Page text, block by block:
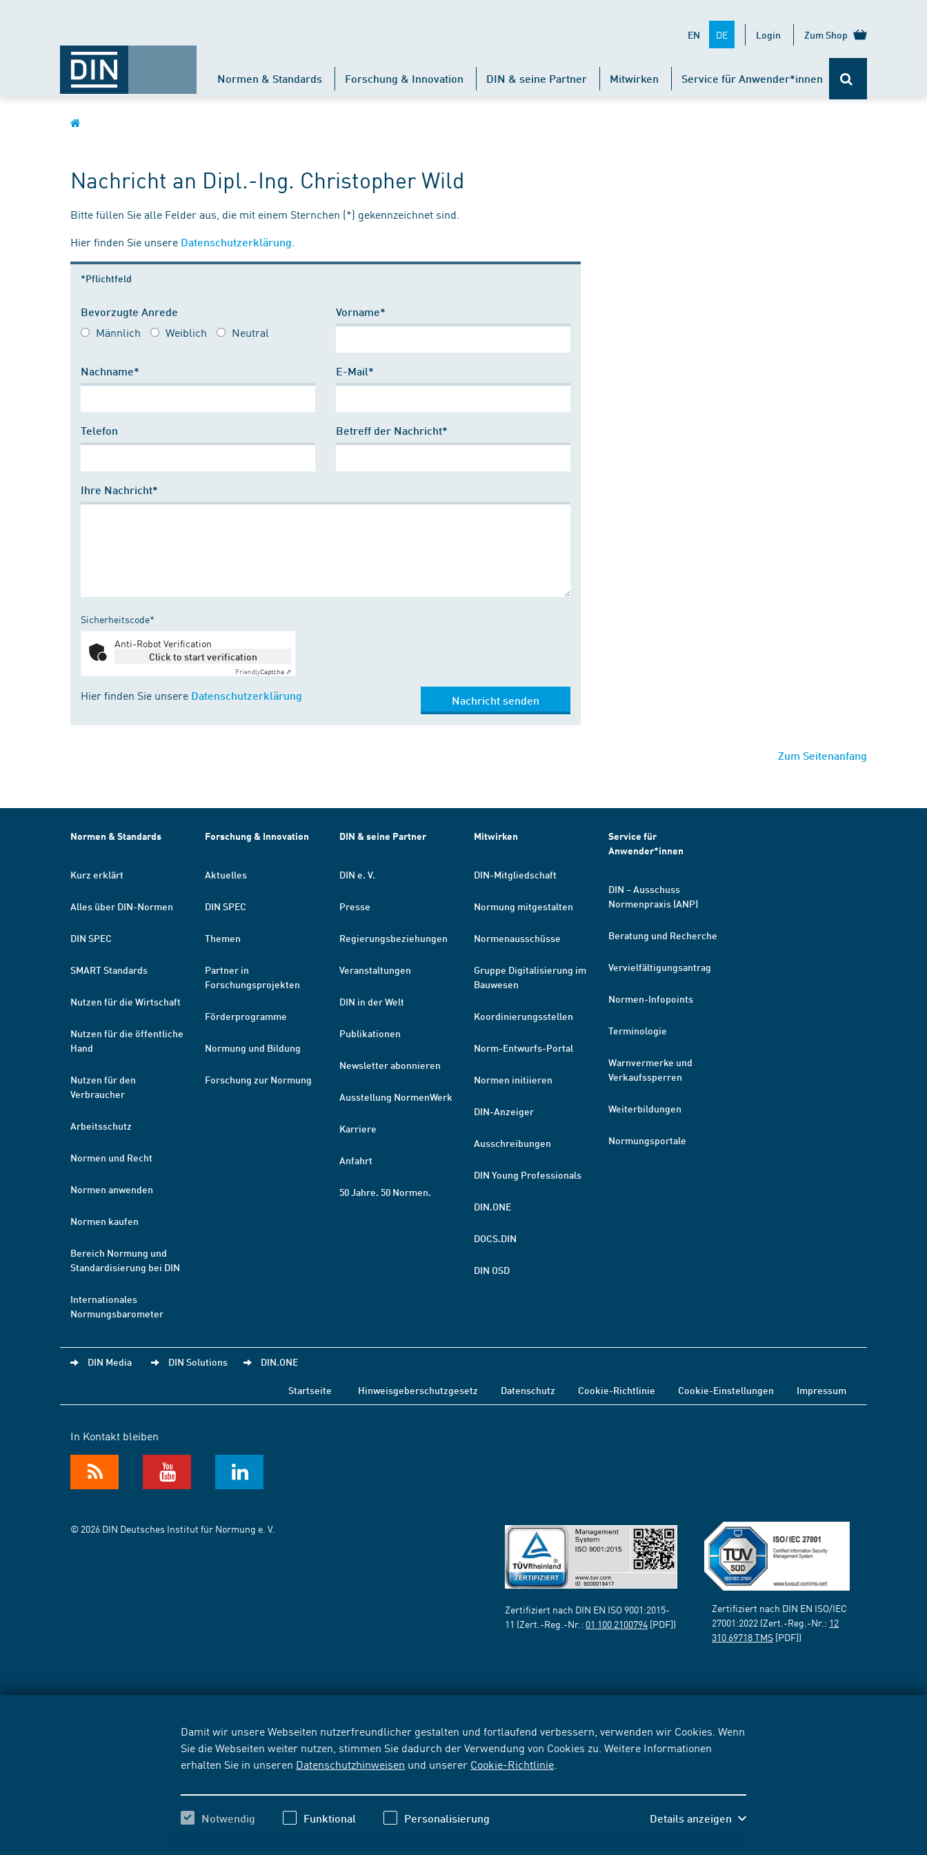
Damit wir unsere Webseiten nutzerfreundlicher gestalten und fortlaufend verbessern, verwenden wir Cookies. Wenn
Sie die Webseiten weiter nutzen, stimmen Sie dadurch der Verwendung von Cookies zu. Weitere Informationen
erhalten Sie in unseren Datenschutzhinweisen und unserer Cookie-Richtlinie
Notwendig Funktional Personalisierung Details anzeigen
EN DE Login Zum Shop
Normen & Standards Forschung & Innovation DIN & seine Partner Mitwirken Service für Anwender*innen
Nachricht an Dipl.-Ing. Christopher Wild
Bitte füllen Sie alle Felder aus, die mit einem Sternchen (*) gekennzeichnet sind.
Hier finden Sie unsere Datenschutzerklärung
*Pflichtfeld
Bevorzugte Anrede
Männlich Weiblich Neutral
Vorname*
Nachname* E-Mail*
Telefon Betreff der Nachricht*
Ihre Nachricht*
Sicherheitscode*
Anti-Robot Verification
Click to start verification
FriendlyCaptcha ⇗
Hier finden Sie unsere Datenschutzerklärung Nachricht senden
Zum Seitenanfang
Normen & Standards
Kurz erklärt
Alles über DIN-Normen
DIN SPEC
SMART Standards
Nutzen für die Wirtschaft
Nutzen für die öffentliche
Hand
Nutzen für den
Verbraucher
Arbeitsschutz
Normen und Recht
Normen anwenden
Normen kaufen
Bereich Normung und
Standardisierung bei DIN
Internationales
Normungsbarometer
Forschung & Innovation
Aktuelles
DIN SPEC
Themen
Partner in
Forschungsprojekten
Förderprogramme
Normung und Bildung
Forschung zur Normung
DIN & seine Partner
DIN e. V.
Presse
Regierungsbeziehungen
Veranstaltungen
DIN in der Welt
Publikationen
Newsletter abonnieren
Ausstellung NormenWerk
Karriere
Anfahrt
50 Jahre. 50 Normen.
Mitwirken
DIN-Mitgliedschaft
Normung mitgestalten
Normenausschüsse
Gruppe Digitalisierung im
Bauwesen
Koordinierungsstellen
Norm-Entwurfs-Portal
Normen initiieren
DIN-Anzeiger
Ausschreibungen
DIN Young Professionals
DIN.ONE
DOCS.DIN
DIN OSD
Service für
Anwender*innen
DIN – Ausschuss
Normenpraxis (ANP)
Beratung und Recherche
Vervielfältigungsantrag
Normen-Infopoints
Terminologie
Warnvermerke und
Verkaufssperren
Weiterbildungen
Normungsportale
DIN Media DIN Solutions DIN.ONE
Startseite Hinweisgeberschutzgesetz Datenschutz Cookie-Richtlinie Cookie-Einstellungen Impressum
In Kontakt bleiben
© 2026 DIN Deutsches Institut für Normung e. V.
Zertifiziert nach DIN EN ISO 9001:2015-
11 (Zert.-Reg.-Nr.: 01 100 2100794 [PDF])
Zertifiziert nach DIN EN ISO/IEC
27001:2022 (Zert.-Reg.-Nr.: 12
310 69718 TMS [PDF])